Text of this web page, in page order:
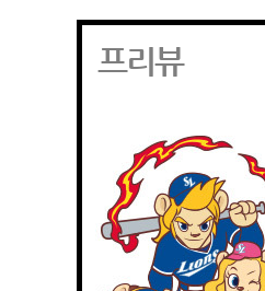
프리뷰